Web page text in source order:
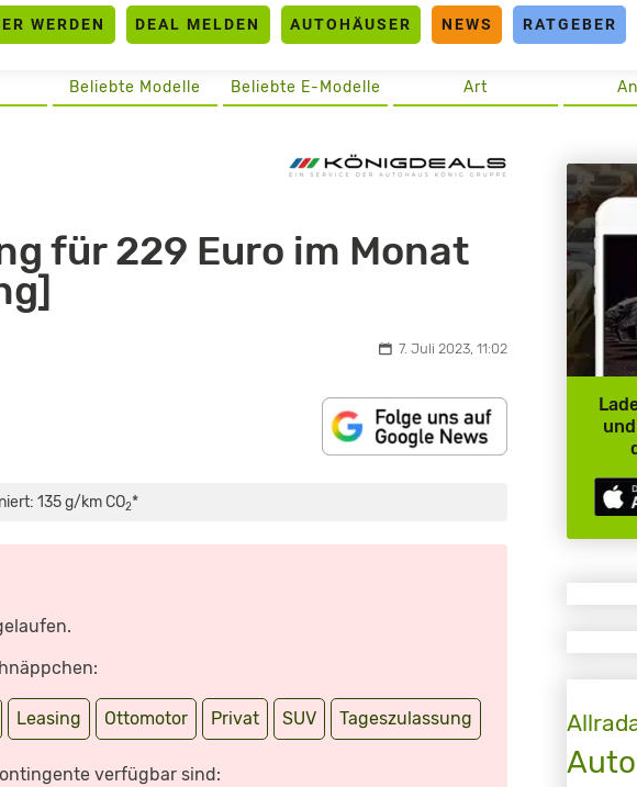
WERDEN DEAL MELDEN AUTOHÄUSER NEWS RATGEBER
Art
Beliebte E-Modelle
Beliebte Modelle
für 229 Euro im Monat
7. Juli 2023, 11:02
135 g/km CO2*
Leasing Ottomotor Privat SUV Tageszulassung
verfügbar sind: